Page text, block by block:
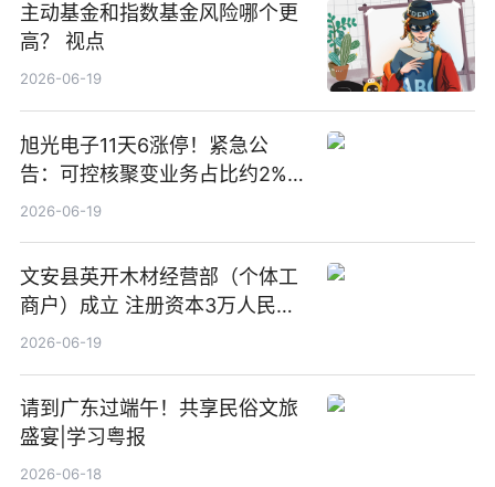
主动基金和指数基金风险哪个更
高？ 视点
2026-06-19
旭光电子11天6涨停！紧急公
告：可控核聚变业务占比约2%！
前沿热点
2026-06-19
文安县英开木材经营部（个体工
商户）成立 注册资本3万人民币
新要闻
2026-06-19
请到广东过端午！共享民俗文旅
盛宴|学习粤报
2026-06-18